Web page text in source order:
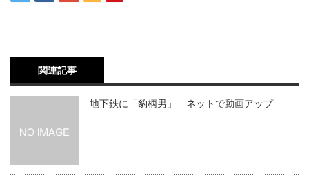
関連記事
地下鉄に「豹柄男」 ネットで動画アップ